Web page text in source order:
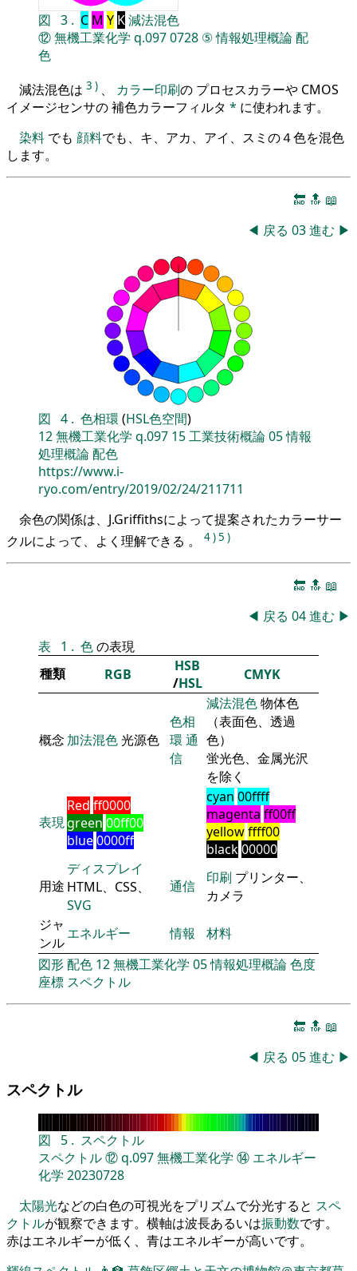
図 3 . C M Y K減法混色
⑫無機工業化学 q.0970728 ⑤情報処理概論配
色
減法混色は 3 ) 、 カラー印刷の プロセスカラーや CMOS
イメージセンサの 補色カラーフィルタ * に使われます。
染料 でも 顔料でも、キ、アカ、アイ、スミの４色を混色
します。
🔚 🔝 📖
◀ 戻る 03進む ▶
図 4 . 色相環 (HSL色空間)
12無機工業化学 q.097 15工業技術概論05情報
処理概論配色
https://www.i-
ryo.com/entry/2019/02/24/211711
余色の関係は、J.Griffithsによって提案されたカラーサー
クルによって、よく理解できる 。
4)5 )
🔚 🔝 📖
◀ 戻る 04進む ▶
表
1 . 色の表現
種類
RGB
HSB
/HSL CMYK
概念 加法混色光源色
色相
環 通
信
減法混色物体色
（表面色、透過
色）
蛍光色、金属光沢
を除く
表現
Red ff0000
green 00ff00
blue0000ff
cyan 00ffff
magenta ff00ff
yellowffff00
black00000
用途
ディスプレイ
HTML、CSS、
SVG
通信 印刷 プリンター、
カメラ
ジャ
ンル
エネルギー 情報
材料
図形配色 12無機工業化学 05情報処理概論色度
座標 スペクトル
🔚 🔝 📖
◀ 戻る 05進む ▶
スペクトル
図 5 . スペクトル
スペクトル⑫q.097無機工業化学 ⑭ エネルギー
化学 20230728
太陽光などの白色の可視光をプリズムで分光すると スペ
クトルが観察できます。横軸は波長あるいは振動数です。
赤はエネルギーが低く、青はエネルギーが高いです。